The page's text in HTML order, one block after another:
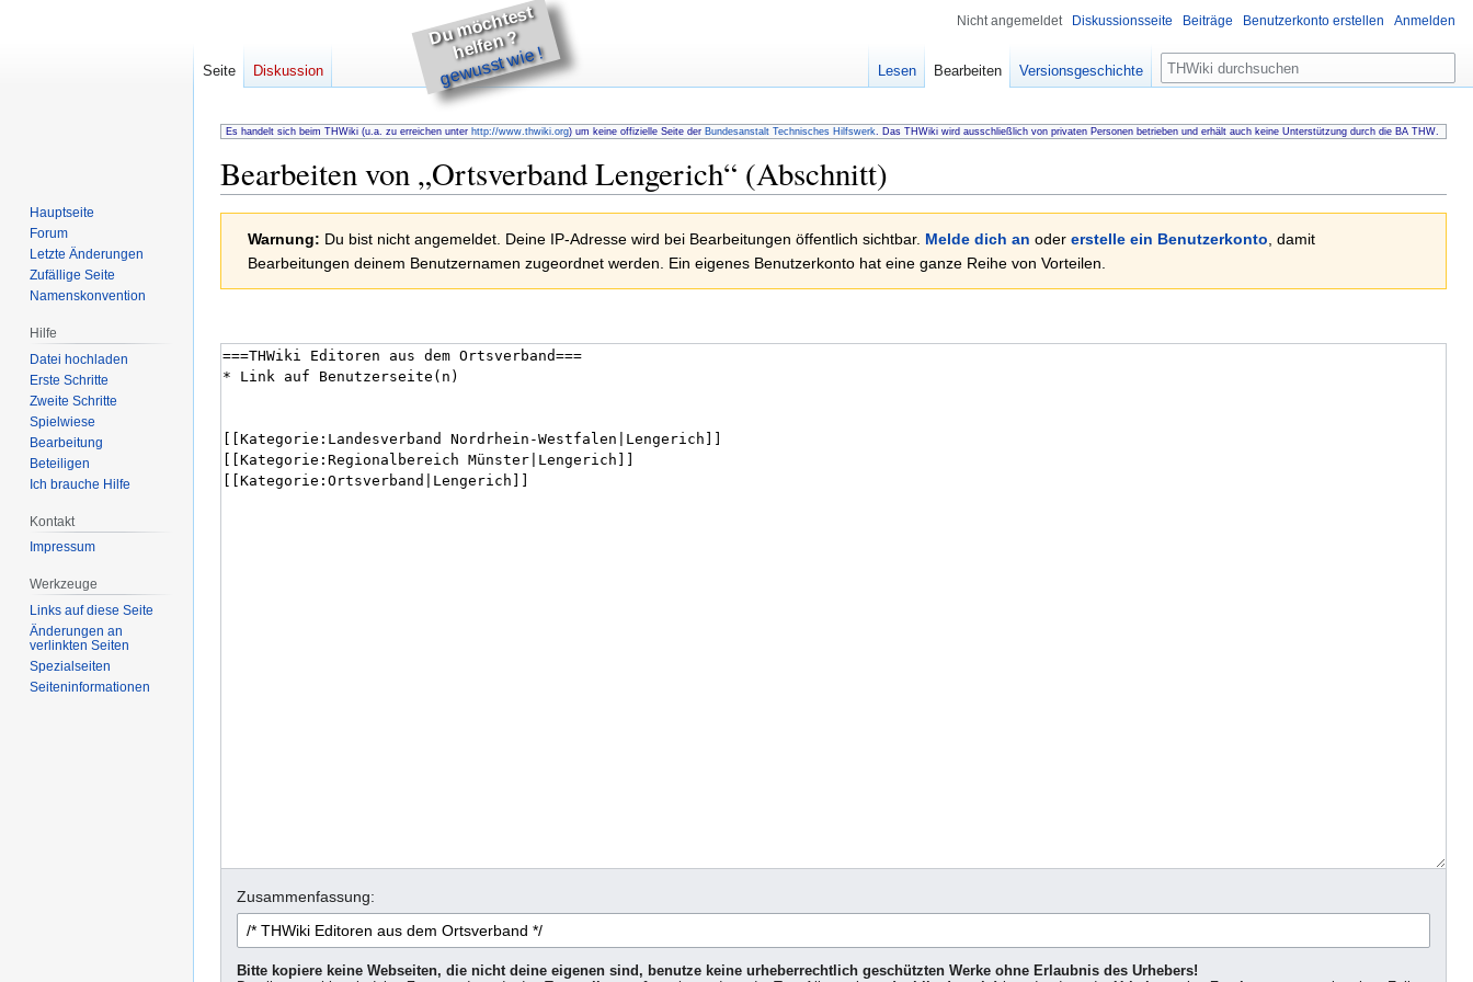
D
u
m
ö
c
ht
e
st
h
elf
e
n
?
gewusst wie !
Es handelt sich beim THWiki (u.a. zu erreichen unter http://www.thwiki.org) um keine offizielle Seite der Bundesanstalt Technisches Hilfswerk . Das THWiki wird ausschließlich von privaten Personen betrieben und erhält auch keine Unterstützung durch die BA THW.
Bearbeiten von „Ortsverband Lengerich“ (Abschnitt)
Navigation
springen
Suche
springen
Warnung: Du bist nicht angemeldet. Deine IP-Adresse wird bei Bearbeitungen öffentlich sichtbar. Melde dich an oder erstelle ein Benutzerkonto , damit
Bearbeitungen deinem Benutzernamen zugeordnet werden. Ein eigenes Benutzerkonto hat eine ganze Reihe von Vorteilen.
Zusammenfassung:
Bitte kopiere keine Webseiten, die nicht deine eigenen sind, benutze keine urheberrechtlich geschützten Werke ohne Erlaubnis des Urhebers!
Nicht angemeldet Diskussionsseite Beiträge Benutzerkonto erstellen Anmelden
Seite Diskussion Lesen Bearbeiten Versionsgeschichte Suche
Hauptseite
Forum
Letzte Änderungen
Zufällige Seite
Namenskonvention
Hilfe
Datei hochladen
Erste Schritte
Zweite Schritte
Spielwiese
Bearbeitung
Beteiligen
Ich brauche Hilfe
Kontakt
Impressum
Werkzeuge
Links auf diese Seite
Änderungen an
verlinkten Seiten
Spezialseiten
Seiten­informationen